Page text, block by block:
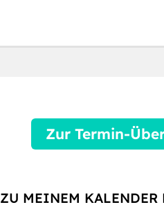
Zur Termin-
ZU MEINEM KALENDER